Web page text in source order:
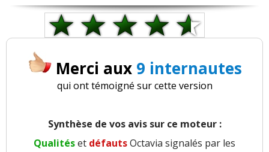
Merci aux 9 internautes
qui ont témoigné sur cette version
Synthèse de vos avis sur ce moteur :
Qualitéset défautsOctavia signalés par les